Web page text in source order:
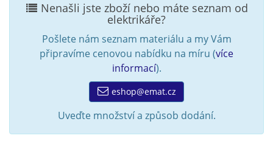
Nenašli jste zboží nebo máte seznam od
elektrikáře?
Pošlete nám seznam materiálu a my Vám
připravíme cenovou nabídku na míru (více
informací).
eshop@emat.cz
Uveďte množství a způsob dodání.